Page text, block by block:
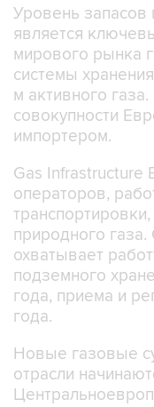
Уровень запасов
является
мирового рынка
системы
м активного
совокупности
импортером.
Gas Infrastructure
операторов,
природного газа.
охватывает
подземного
года, приема и
года.
Новые газовые
отрасли